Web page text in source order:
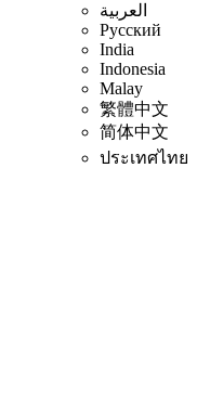
العربية
Русский
India
Indonesia
Malay
繁體中文
简体中文
ประเทศไทย